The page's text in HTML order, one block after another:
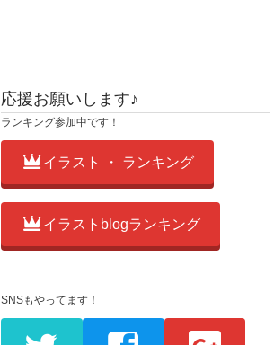
応援お願いします♪
ランキング参加中です！
イラスト ・ ランキング
イラストblogランキング
SNSもやってます！